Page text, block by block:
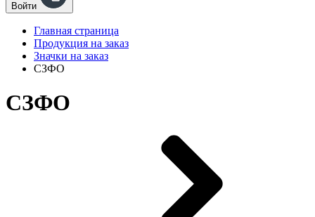
Войти
Главная страница
Продукция на заказ
Значки на заказ
СЗФО
СЗФО